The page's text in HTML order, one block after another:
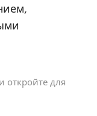
откройте для